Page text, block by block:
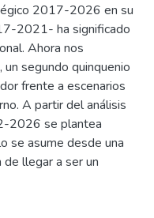
2017-2026 en su
2021- ha significado
Ahora nos
segundo quinquenio
frente a escenarios
A partir del análisis
2026 se plantea
se asume desde una
llegar a ser un